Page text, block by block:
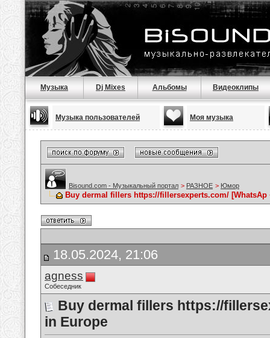
Музыка Dj Mixes Альбомы Видеоклипы
Музыка пользователей Моя музыка
Bisound.com - Музыкальный портал > РАЗНОЕ > Юмор
Buy dermal fillers https://fillersexperts.com/ [WhatsAp
18.05.2024, 21:06
agness
Собеседник
Buy dermal fillers https://
in Europe